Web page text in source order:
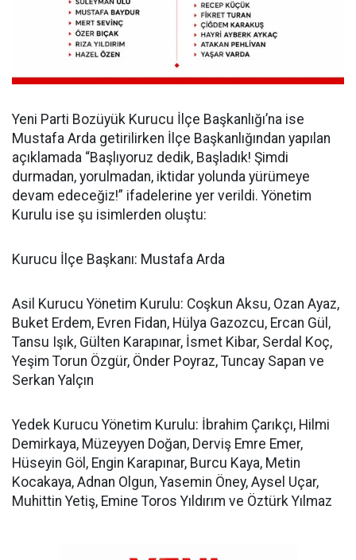
Yeni Parti Bozüyük Kurucu İlçe Başkanlığı’na ise
Mustafa Arda getirilirken İlçe Başkanlığından yapılan
açıklamada “Başlıyoruz dedik, Başladık! Şimdi
durmadan, yorulmadan, iktidar yolunda yürümeye
devam edeceğiz!” ifadelerine yer verildi. Yönetim
Kurulu ise şu isimlerden oluştu:
Kurucu İlçe Başkanı: Mustafa Arda
Asil Kurucu Yönetim Kurulu: Coşkun Aksu, Ozan Ayaz,
Buket Erdem, Evren Fidan, Hülya Gazozcu, Ercan Gül,
Tansu Işık, Gülten Karapınar, İsmet Kibar, Serdal Koç,
Yeşim Torun Özgür, Önder Poyraz, Tuncay Sapan ve
Serkan Yalçın
Yedek Kurucu Yönetim Kurulu: İbrahim Çarıkçı, Hilmi
Demirkaya, Müzeyyen Doğan, Derviş Emre Emer,
Hüseyin Göl, Engin Karapınar, Burcu Kaya, Metin
Kocakaya, Adnan Olgun, Yasemin Öney, Aysel Uçar,
Muhittin Yetiş, Emine Toros Yıldırım ve Öztürk Yılmaz